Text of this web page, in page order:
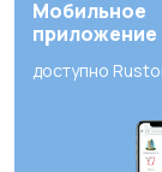
Мобильное
приложение
доступно